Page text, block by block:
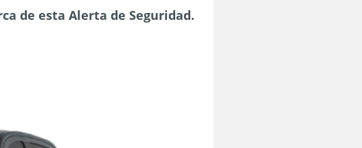
de esta Alerta de Seguridad.